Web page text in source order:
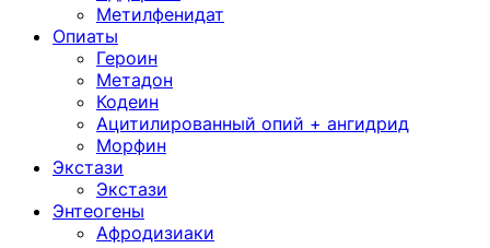
Метилфенидат
Опиаты
Героин
Метадон
Кодеин
Ацитилированный опий + ангидрид
Морфин
Экстази
Экстази
Энтеогены
Афродизиаки